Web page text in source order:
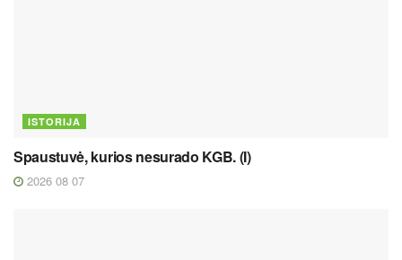
ISTORIJA
Spaustuvė, kurios nesurado KGB. (I)
2026 08 07